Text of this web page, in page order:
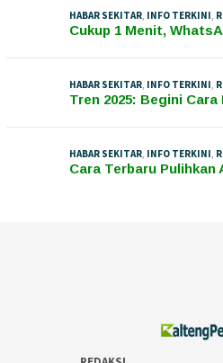
HABAR SEKITAR, INFO TERKINI,
Cukup 1 Menit,
HABAR SEKITAR, INFO TERKINI,
Tren 2025: Begini
HABAR SEKITAR, INFO TERKINI,
Cara Terbaru